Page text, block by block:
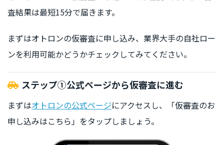
査結果は最短15分で届きます。
まずはオトロンの仮審査に申し込み、業界大手の自社ロー
ンを利用可能かどうかチェックしてみてください。
ステップ①公式ページから仮審査に進む
まずはオトロンの公式ページにアクセスし、「仮審査のお
申し込みはこちら」をタップしましょう。